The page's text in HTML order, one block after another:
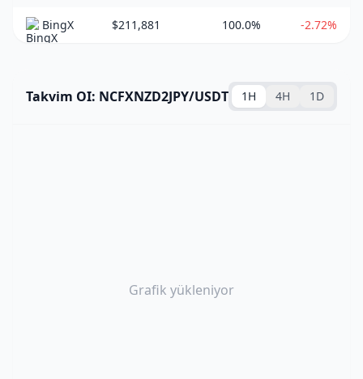
BingX $211,881 100.0% -2.72%
Takvim OI: NCFXNZD2JPY/USDT 1H 4H 1D
Grafik yükleniyor